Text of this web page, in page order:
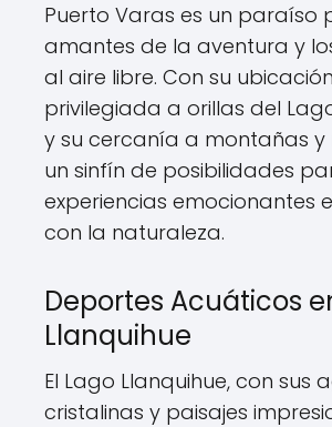
Puerto Varas es un paraíso
amantes de la aventura y
al aire libre. Con su ubicación
privilegiada a orillas del
y su cercanía a montañas y
un sinfín de posibilidades
experiencias emocionantes
con la naturaleza.
Deportes Acuáticos
Llanquihue
El Lago Llanquihue, con sus
cristalinas y paisajes